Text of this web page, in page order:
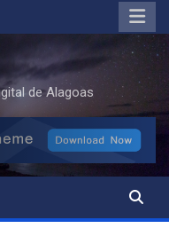
de Alagoas